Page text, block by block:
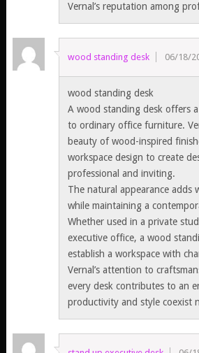
Vernal’s reputation among
wood standing desk 06/18/
wood standing desk
A wood standing desk offers
to ordinary office furniture.
beauty of wood-inspired
workspace design to create
professional and inviting.
The natural appearance adds
while maintaining a
Whether used in a private
executive office, a wood
establish a workspace with
Vernal’s attention to
every desk contributes to an
productivity and style coexist